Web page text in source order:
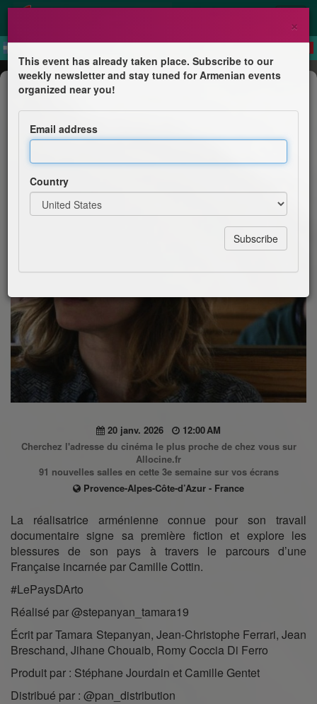
Film Screening
Film
Pan Distribution
20 janv. 2026
12:00 AM
Cherchez l'adresse du cinéma le plus proche de chez vous sur
Allocine.fr
91 nouvelles salles en cette 3e semaine sur vos écrans
Provence-Alpes-Côte-d’Azur - France
La réalisatrice arménienne connue pour son travail
documentaire signe sa première fiction et explore les
blessures de son pays à travers le parcours d’une
Française incarnée par Camille Cottin.
#LePaysDArto
Réalisé par @stepanyan_tamara19
Écrit par Tamara Stepanyan, Jean-Christophe Ferrari, Jean
Breschand, Jihane Chouaib, Romy Coccia Di Ferro
Produit par : Stéphane Jourdain et Camille Gentet
Distribué par : @pan_distribution
×
This event has already taken place. Subscribe to our
weekly newsletter and stay tuned for Armenian events
organized near you!
Email address
Country